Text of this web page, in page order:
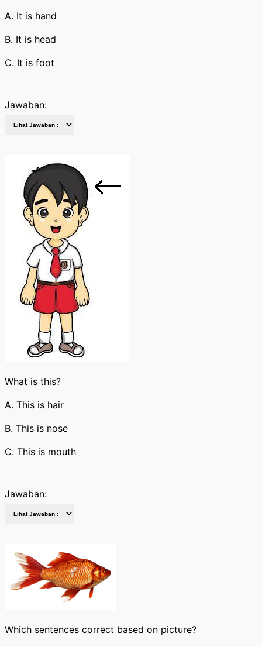
A. It is hand
B. It is head
C. It is foot
Jawaban:
What is this?
A. This is hair
B. This is nose
C. This is mouth
Jawaban:
Which sentences correct based on picture?